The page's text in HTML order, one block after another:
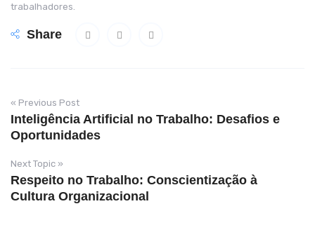
trabalhadores.
Share
« Previous Post
Inteligência Artificial no Trabalho: Desafios e
Oportunidades
Next Topic »
Respeito no Trabalho: Conscientização à
Cultura Organizacional